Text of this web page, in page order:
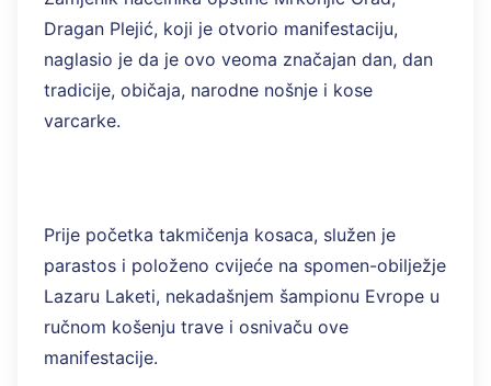
Dragan Plejić, koji je otvorio manifestaciju,
naglasio je da je ovo veoma značajan dan, dan
tradicije, običaja, narodne nošnje i kose
varcarke.
Prije početka takmičenja kosaca, služen je
parastos i položeno cvijeće na spomen-obilježje
Lazaru Laketi, nekadašnjem šampionu Evrope u
ručnom košenju trave i osnivaču ove
manifestacije.